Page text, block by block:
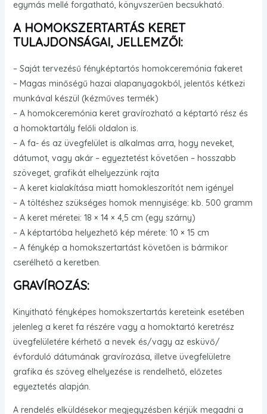
egymás mellé forgatható, könyvszerűen becsukható.
A HOMOKSZERTARTÁS KERET
TULAJDONSÁGAI, JELLEMZŐI:
– Saját tervezésű fényképtartós homokceremónia fakeret
– Magas minőségű hazai alapanyagokból, jelentős kétkezi
munkával készül (kézműves termék)
– A homokceremónia keret gravírozható a képtartó rész és
a homoktartály felőli oldalon is.
– A fa- és az üvegfelület is alkalmas arra, hogy neveket,
dátumot, vagy akár – egyeztetést követően – hosszabb
szöveget, grafikát elhelyezzünk rajta
– A keret kialakítása miatt homokleszorítót nem igényel
– A töltéshez szükséges homok mennyisége: kb. 500 gramm
– A keret méretei: 18 × 14 × 4,5 cm (egy szárny)
– A képtartóba helyezhető kép mérete: 10 × 15 cm
– A fénykép a homokszertartást követően is bármikor
cserélhető a keretben.
GRAVÍROZÁS:
Kinyitható fényképes homokszertartás kereteink esetében
jelenleg a keret fa részére vagy a homoktartó keretrész
üvegfelületére kérhető a nevek és/vagy az esküvő/
évforduló dátumának gravírozása, illetve üvegfelületre
grafika és szöveg elhelyezése is rendelhető, előzetes
egyeztetés alapján.
A rendelés elküldésekor megjegyzésben kérjük megadni a